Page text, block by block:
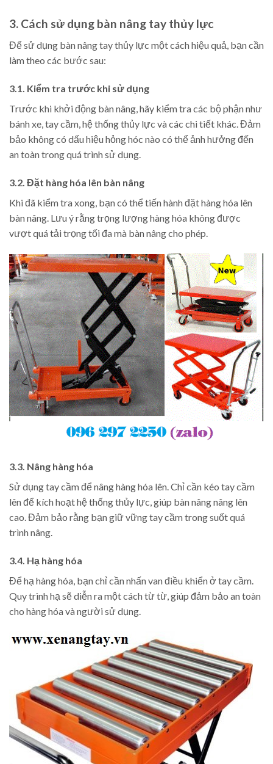
3. Cách sử dụng bàn nâng tay thủy lực
Để sử dụng bàn nâng tay thủy lực một cách hiệu quả, bạn cần
làm theo các bước sau:
3.1. Kiểm tra trước khi sử dụng
Trước khi khởi động bàn nâng, hãy kiểm tra các bộ phận như
bánh xe, tay cầm, hệ thống thủy lực và các chi tiết khác. Đảm
bảo không có dấu hiệu hỏng hóc nào có thể ảnh hưởng đến
an toàn trong quá trình sử dụng.
3.2. Đặt hàng hóa lên bàn nâng
Khi đã kiểm tra xong, bạn có thể tiến hành đặt hàng hóa lên
bàn nâng. Lưu ý rằng trọng lượng hàng hóa không được
vượt quá tải trọng tối đa mà bàn nâng cho phép.
3.3. Nâng hàng hóa
Sử dụng tay cầm để nâng hàng hóa lên. Chỉ cần kéo tay cầm
lên để kích hoạt hệ thống thủy lực, giúp bàn nâng nâng lên
cao. Đảm bảo rằng bạn giữ vững tay cầm trong suốt quá
trình nâng.
3.4. Hạ hàng hóa
Để hạ hàng hóa, bạn chỉ cần nhấn van điều khiển ở tay cầm.
Quy trình hạ sẽ diễn ra một cách từ từ, giúp đảm bảo an toàn
cho hàng hóa và người sử dụng.